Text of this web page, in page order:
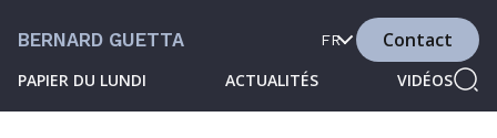
BERNARD GUETTA
PAPIER DU LUNDI ACTUALITÉS VIDÉOS
FR Contact